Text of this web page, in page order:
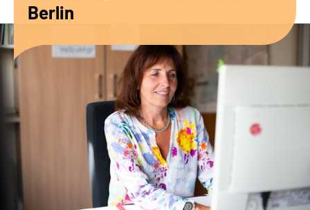
Karriere
Leichte Sprache
Gebärdensprache
Berlin